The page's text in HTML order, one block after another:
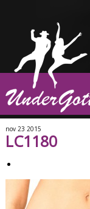
nov 23 2015
LC1180